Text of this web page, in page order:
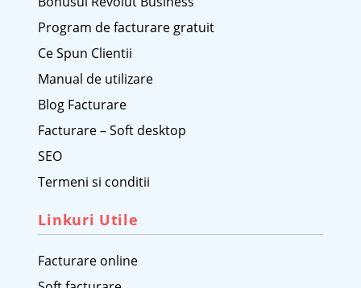
Program de facturare gratuit
Ce Spun Clientii
Manual de utilizare
Blog Facturare
Facturare – Soft desktop
SEO
Termeni si conditii
Linkuri Utile
Facturare online